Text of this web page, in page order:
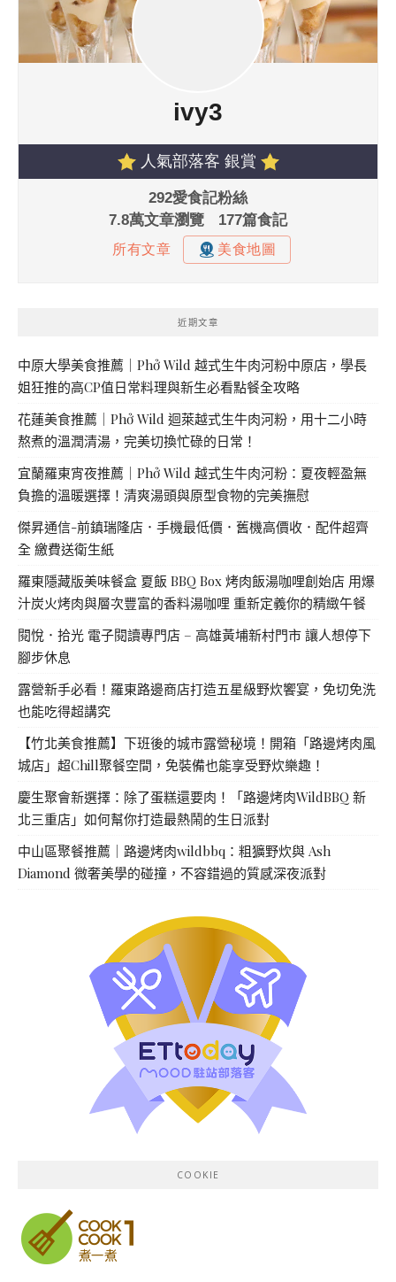
近期文章
中原大學美食推薦｜Phở Wild 越式生牛肉河粉中原店，學長
姐狂推的高CP值日常料理與新生必看點餐全攻略
花蓮美食推薦｜Phở Wild 迴萊越式生牛肉河粉，用十二小時
熬煮的溫潤清湯，完美切換忙碌的日常！
宜蘭羅東宵夜推薦｜Phở Wild 越式生牛肉河粉：夏夜輕盈無
負擔的溫暖選擇！清爽湯頭與原型食物的完美撫慰
傑昇通信-前鎮瑞隆店．手機最低價．舊機高價收．配件超齊
全 繳費送衛生紙
羅東隱藏版美味餐盒 夏飯 BBQ Box 烤肉飯湯咖哩創始店 用爆
汁炭火烤肉與層次豐富的香料湯咖哩 重新定義你的精緻午餐
閱悅．拾光 電子閱讀專門店 – 高雄黃埔新村門市 讓人想停下
腳步休息
露營新手必看！羅東路邊商店打造五星級野炊饗宴，免切免洗
也能吃得超講究
【竹北美食推薦】下班後的城市露營秘境！開箱「路邊烤肉風
城店」超Chill聚餐空間，免裝備也能享受野炊樂趣！
慶生聚會新選擇：除了蛋糕還要肉！「路邊烤肉WildBBQ 新
北三重店」如何幫你打造最熱鬧的生日派對
中山區聚餐推薦｜路邊烤肉wildbbq：粗獷野炊與 Ash
Diamond 微奢美學的碰撞，不容錯過的質感深夜派對
COOKIE